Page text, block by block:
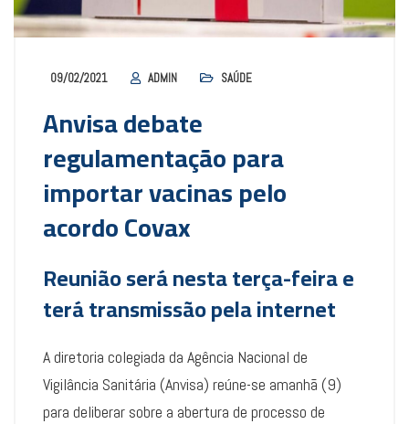
09/02/2021 ADMIN SAÚDE
Anvisa debate
regulamentação para
importar vacinas pelo
acordo Covax
Reunião será nesta terça-feira e
terá transmissão pela internet
A diretoria colegiada da Agência Nacional de
Vigilância Sanitária (Anvisa) reúne-se amanhã (9)
para deliberar sobre a abertura de processo de